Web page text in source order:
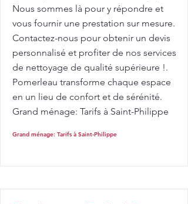
Nous sommes là pour y répondre et
vous fournir une prestation sur mesure.
Contactez-nous pour obtenir un devis
personnalisé et profiter de nos services
de nettoyage de qualité supérieure !.
Pomerleau transforme chaque espace
en un lieu de confort et de sérénité.
Grand ménage: Tarifs à Saint-Philippe
Grand ménage: Tarifs à Saint-Philippe